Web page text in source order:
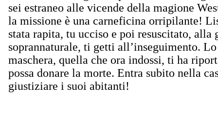
sei estraneo alle vicende della magione
la missione è una carneficina orripilante!
stata rapita, tu ucciso e poi resuscitato, alla
soprannaturale, ti getti all’inseguimento.
maschera, quella che ora indossi, ti ha
possa donare la morte. Entra subito nella
giustiziare i suoi abitanti!